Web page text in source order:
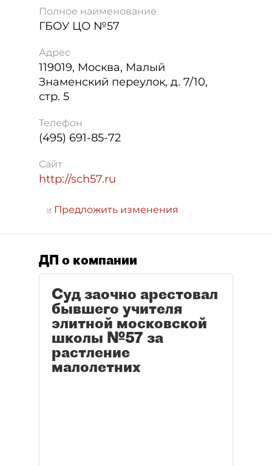
Полное наименование
ГБОУ ЦО №57
Адрес
119019, Москва, Малый
Знаменский переулок, д. 7/10,
стр. 5
Телефон
(495) 691-85-72
Сайт
http://sch57.ru
Предложить изменения
ДП о компании
Суд заочно арестовал
бывшего учителя
элитной московской
школы №57 за
растление
малолетних